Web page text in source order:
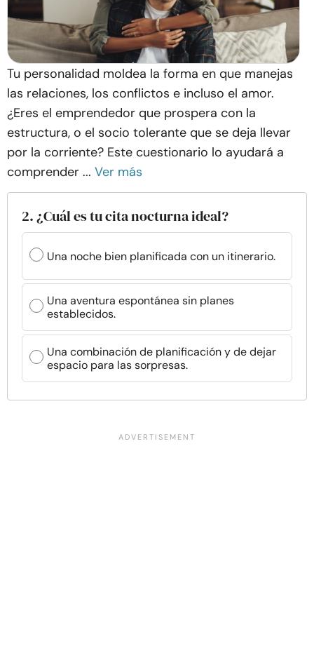
Tu personalidad moldea la forma en que manejas
las relaciones, los conflictos e incluso el amor.
¿Eres el emprendedor que prospera con la
estructura, o el socio tolerante que se deja llevar
por la corriente? Este cuestionario lo ayudará a
comprender ... Ver más
2. ¿Cuál es tu cita nocturna ideal?
Una noche bien planificada con un itinerario.
Una aventura espontánea sin planes
establecidos.
Una combinación de planificación y de dejar
espacio para las sorpresas.